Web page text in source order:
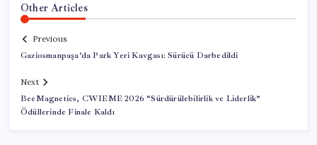
Other Articles
Previous
Gaziosmanpaşa’da Park Yeri Kavgası: Sürücü Darbedildi
Next
BeeMagnetics, CWIEME 2026 “Sürdürülebilirlik ve Liderlik”
Ödüllerinde Finale Kaldı